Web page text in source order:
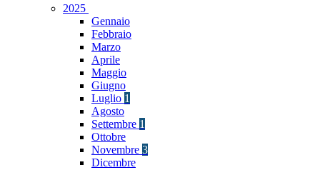
2025
Gennaio
Febbraio
Marzo
Aprile
Maggio
Giugno
Luglio 1
Agosto
Settembre 1
Ottobre
Novembre 3
Dicembre